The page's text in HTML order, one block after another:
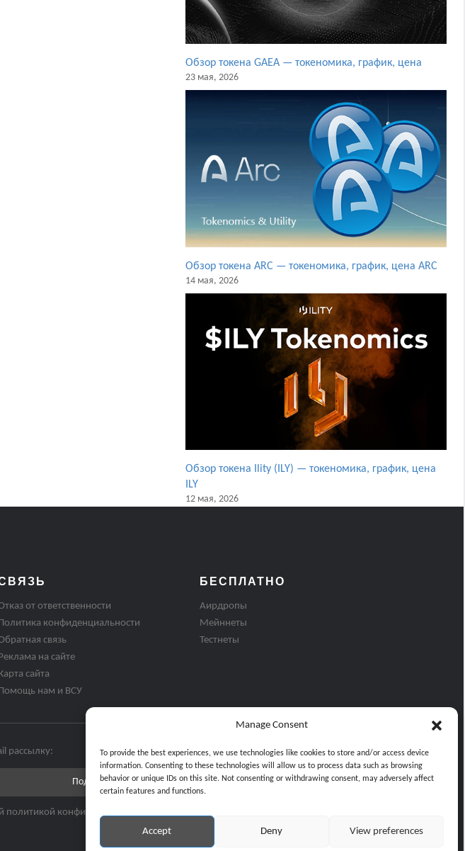
Manage Consent
To provide the best experiences, we use technologies like cookies to store and/or access device
information. Consenting to these technologies will allow us to process data such as browsing
behavior or unique IDs on this site. Not consenting or withdrawing consent, may adversely affect
certain features and functions.
Accept Deny View preferences
Обзор токена GAEA — токеномика, график, цена
23 мая, 2026
Обзор токена ARC — токеномика, график, цена ARC
14 мая, 2026
Обзор токена Ility (ILY) — токеномика, график, цена
ILY
12 мая, 2026
от ответственности
конфиденциальности
связь
на сайте
сайта
нам и ВСУ
БЕСПЛАТНО
Аирдропы
Мейннеты
Тестнеты
рассылку:
конфиденциальности